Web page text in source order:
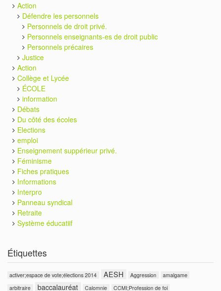
Action
Défendre les personnels
Personnels de droit privé.
Personnels enseignants-es de droit public
Personnels précaires
Justice
Action
Collège et Lycée
ÉCOLE
information
Débats
Du côté des écoles
Elections
emploi
Enseignement suppérieur privé.
Féminisme
Fiches pratiques
Informations
Interpro
Panneau syndical
Retraite
Système éducatiif
Étiquettes
activer;espace de vote;élections 2014 AESH Aggression
amalgame
arbitraire
baccalauréat Calomnie CCMI;Profession de foi